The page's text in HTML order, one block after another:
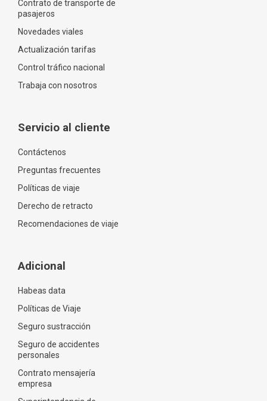
Contrato de transporte de
pasajeros
Novedades viales
Actualización tarifas
Control tráfico nacional
Trabaja con nosotros
Servicio al cliente
Contáctenos
Preguntas frecuentes
Políticas de viaje
Derecho de retracto
Recomendaciones de viaje
Adicional
Habeas data
Políticas de Viaje
Seguro sustracción
Seguro de accidentes
personales
Contrato mensajería
empresa